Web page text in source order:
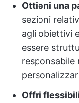
Ottieni una
sezioni
agli obiettivi
essere
responsabile
Offri